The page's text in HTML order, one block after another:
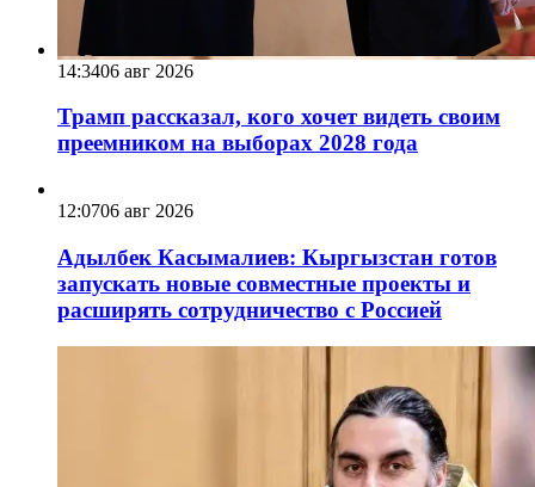
14:3406 авг 2026
Трамп рассказал, кого хочет видеть своим
преемником на выборах 2028 года
12:0706 авг 2026
Адылбек Касымалиев: Кыргызстан готов
запускать новые совместные проекты и
расширять сотрудничество с Россией